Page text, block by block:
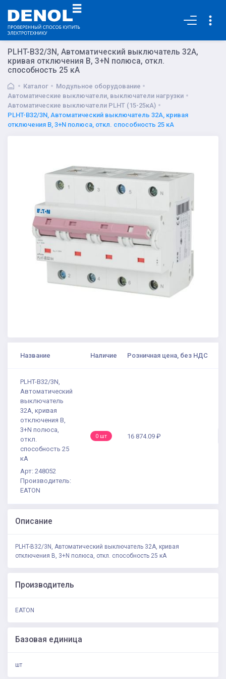
PLHT-B32/3N, Автоматический выключатель 32А,
кривая отключения В, 3+N полюса, откл.
способность 25 кА
Каталог
Модульное оборудование
Автоматические выключатели, выключатели нагрузки
Автоматические выключатели PLHT (15-25кА)
PLHT-B32/3N, Автоматический выключатель 32А, кривая
отключения В, 3+N полюса, откл. способность 25 кА
Название Наличие Розничная цена, без НДС
PLHT-B32/3N,
Автоматический
выключатель
32А, кривая
отключения В,
3+N полюса,
откл.
способность 25
кА
Арт: 248052
Производитель:
EATON
0 шт 16 874.09 ₽
Описание
PLHT-B32/3N, Автоматический выключатель 32А, кривая
отключения В, 3+N полюса, откл. способность 25 кА
Производитель
EATON
Базовая единица
шт